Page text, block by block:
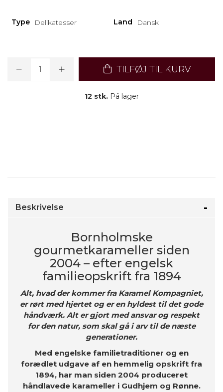
Type Delikatesser Land Dansk
TILFØJ TIL KURV
12 stk.På lager
Beskrivelse
Bornholmske
gourmetkarameller siden
2004 – efter engelsk
familieopskrift fra 1894
Alt, hvad der kommer fra Karamel Kompagniet,
er rørt med hjertet og er en hyldest til det gode
håndværk. Alt er gjort med ansvar og respekt
for den natur, som skal gå i arv til de næste
generationer.
Med engelske familietraditioner og en
forædlet udgave af en hemmelig opskrift fra
1894, har man siden 2004 produceret
håndlavede karameller i Gudhjem og Rønne.